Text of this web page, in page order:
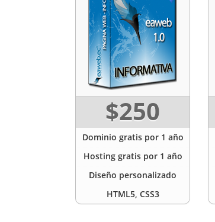
$250
Dominio gratis por 1 año
Hosting gratis por 1 año
Diseño personalizado
HTML5, CSS3